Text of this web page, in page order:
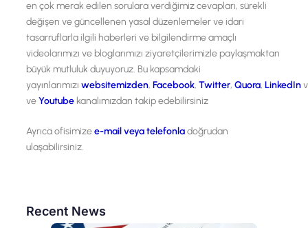
en çok merak edilen sorulara verdiğimiz cevapları, sürekli
değişen ve güncellenen yasal düzenlemeler ve idari
tasarruflarla ilgili haberleri ve bilgilendirme amaçlı
videolarımızı ve bloglarımızı ziyaretçilerimizle paylaşmaktan
büyük mutluluk duyuyoruz. Bu kapsamdaki
yayınlarımızıwebsitemizden,Facebook,Twitter,Quora,LinkedIn
veYoutube kanalımızdan takip edebilirsiniz
Ayrıca ofisimizee-mail veya telefonladoğrudan
ulaşabilirsiniz.
Recent News